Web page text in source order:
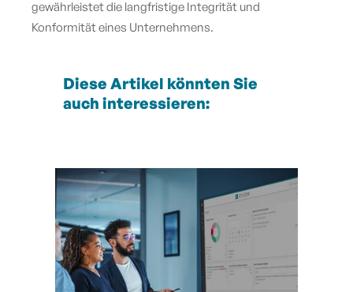
gewährleistet die langfristige Integrität und
Konformität eines Unternehmens.
Diese Artikel könnten Sie
auch interessieren: